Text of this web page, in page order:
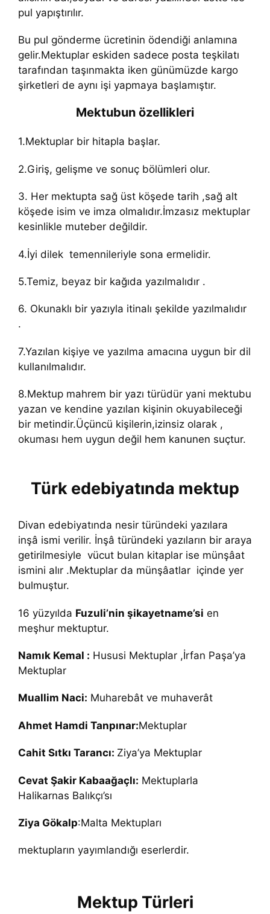
pul yapıştırılır.
Bu pul gönderme ücretinin ödendiği anlamına
gelir.Mektuplar eskiden sadece posta teşkilatı
tarafından taşınmakta iken günümüzde kargo
şirketleri de aynı işi yapmaya başlamıştır.
Mektubun özellikleri
1.Mektuplar bir hitapla başlar.
2.Giriş, gelişme ve sonuç bölümleri olur.
3. Her mektupta sağ üst köşede tarih ,sağ alt
köşede isim ve imza olmalıdır.İmzasız mektuplar
kesinlikle muteber değildir.
4.İyi dilek temennileriyle sona ermelidir.
5.Temiz, beyaz bir kağıda yazılmalıdır .
6. Okunaklı bir yazıyla itinalı şekilde yazılmalıdır
.
7.Yazılan kişiye ve yazılma amacına uygun bir dil
kullanılmalıdır.
8.Mektup mahrem bir yazı türüdür yani mektubu
yazan ve kendine yazılan kişinin okuyabileceği
bir metindir.Üçüncü kişilerin,izinsiz olarak ,
okuması hem uygun değil hem kanunen suçtur.
Türk edebiyatında mektup
Divan edebiyatında nesir türündeki yazılara
inşâ ismi verilir. İnşâ türündeki yazıların bir araya
getirilmesiyle vücut bulan kitaplar ise münşâat
ismini alır .Mektuplar da münşâatlar içinde yer
bulmuştur.
16 yüzyılda Fuzuli’nin şikayetname’si en
meşhur mektuptur.
Namık Kemal : Hususi Mektuplar ,İrfan Paşa’ya
Mektuplar
Muallim Naci: Muharebât ve muhaverât
Ahmet Hamdi Tanpınar:Mektuplar
Cahit Sıtkı Tarancı: Ziya’ya Mektuplar
Cevat Şakir Kabaağaçlı: Mektuplarla
Halikarnas Balıkçı’sı
Ziya Gökalp:Malta Mektupları
mektupların yayımlandığı eserlerdir.
Mektup Türleri